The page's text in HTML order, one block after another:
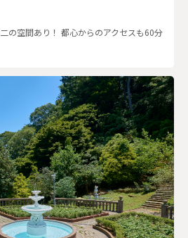
の空間あり！ 都心からのアクセスも60分